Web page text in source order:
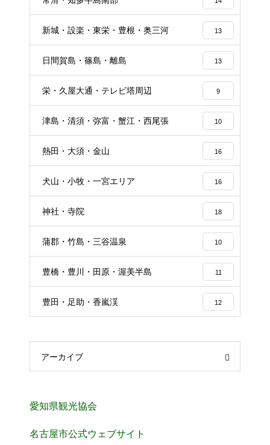
新城・設楽・東栄・豊根・奥三河 13
日間賀島・篠島・離島 13
栄・久屋大通・テレビ塔周辺 9
津島・清須・弥富・蟹江・西尾張 10
熱田・大須・金山 16
犬山・小牧・一宮エリア 16
神社・寺院 18
蒲郡・竹島・三谷温泉 10
豊橋・豊川・田原・渥美半島 11
豊田・足助・香嵐渓 12
アーカイブ
愛知県観光協会
名古屋市公式ウェブサイト